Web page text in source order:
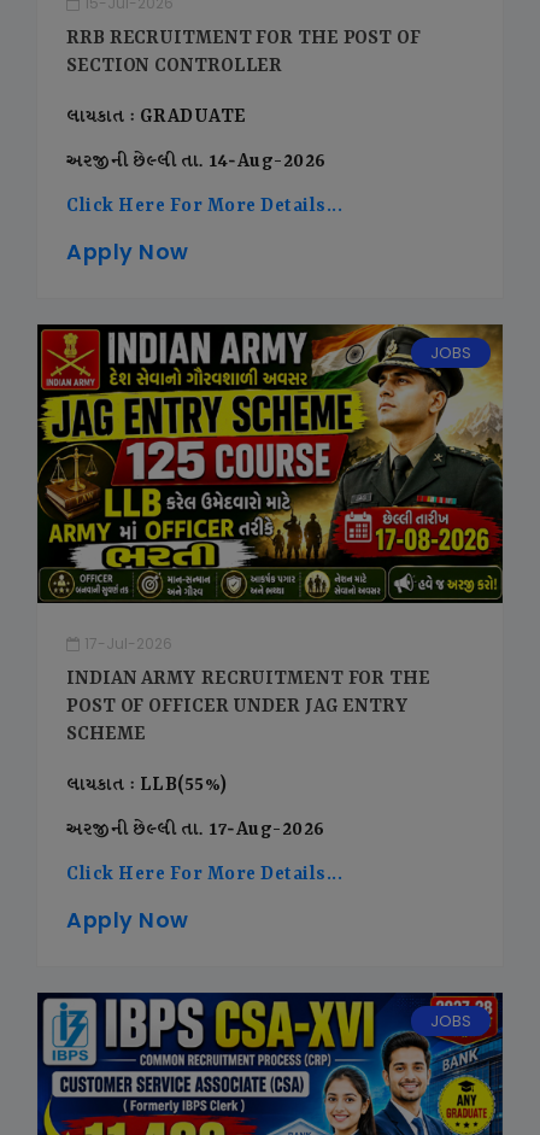
RRB RECRUITMENT FOR THE POST OF
SECTION CONTROLLER
લાયકાત : GRADUATE
અરજીની છેલ્લી તા. 14-Aug-2026
Click Here For More Details...
Apply Now
JOBS
17-Jul-2026
INDIAN ARMY RECRUITMENT FOR THE
POST OF OFFICER UNDER JAG ENTRY
SCHEME
લાયકાત : LLB(55%)
અરજીની છેલ્લી તા. 17-Aug-2026
Click Here For More Details...
Apply Now
JOBS